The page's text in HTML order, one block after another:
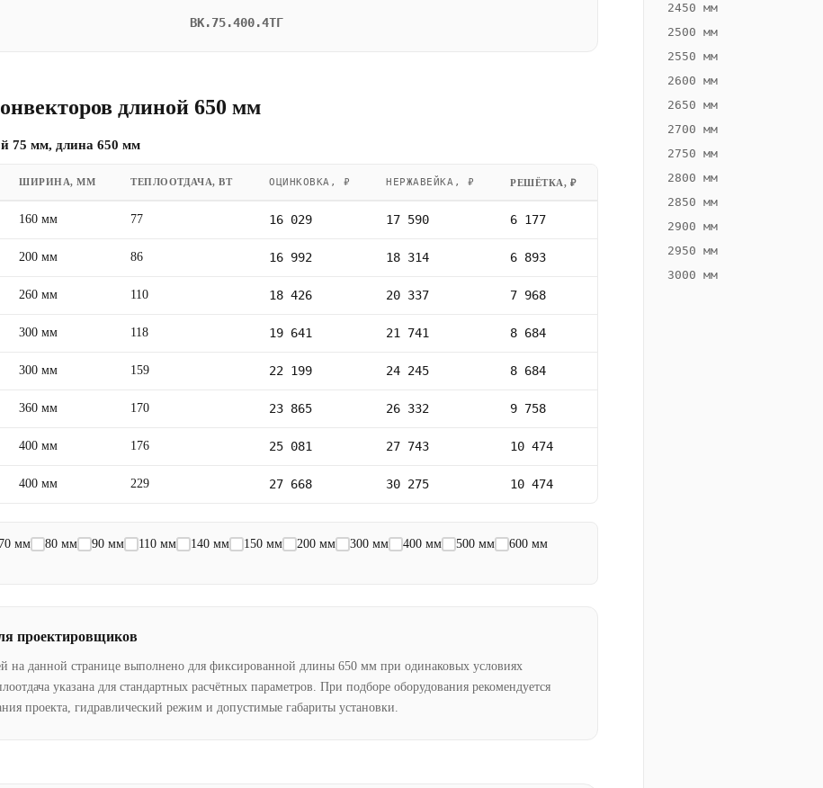
ВК.75.400.4ТГ
длиной 650 мм
75 мм, длина 650 мм
ШИРИНА, ММ ТЕПЛООТДАЧА, ВТ ОЦИНКОВКА, ₽ НЕРЖАВЕЙКА, ₽ РЕШЁТКА, ₽
160 мм 77 16 029 17 590 6 177
200 мм 86 16 992 18 314 6 893
260 мм 110 18 426 20 337 7 968
300 мм 118 19 641 21 741 8 684
300 мм 159 22 199 24 245 8 684
360 мм 170 23 865 26 332 9 758
400 мм 176 25 081 27 743 10 474
400 мм 229 27 668 30 275 10 474
70 мм 80 мм 90 мм 110 мм 140 мм 150 мм 200 мм 300 мм 400 мм 500 мм 600 мм
проектировщиков
на данной странице выполнено для фиксированной длины 650 мм при одинаковых условиях
указана для стандартных расчётных параметров. При подборе оборудования рекомендуется
проекта, гидравлический режим и допустимые габариты установки.
2450 мм
2500 мм
2550 мм
2600 мм
2650 мм
2700 мм
2750 мм
2800 мм
2850 мм
2900 мм
2950 мм
3000 мм